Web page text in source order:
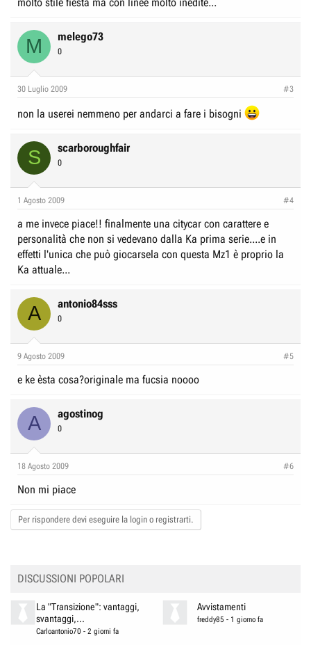
M melego73
0
30 Luglio 2009 #3
non la userei nemmeno per andarci a fare i bisogni
S scarboroughfair
0
1 Agosto 2009 #4
a me invece piace!! finalmente una citycar con carattere e
personalità che non si vedevano dalla Ka prima serie....e in
effetti l'unica che può giocarsela con questa Mz1 è proprio la
Ka attuale...
A antonio84sss
0
9 Agosto 2009 #5
e ke èsta cosa?originale ma fucsia noooo
A agostinog
0
18 Agosto 2009 #6
Non mi piace
Per rispondere devi eseguire la login o registrarti.
DISCUSSIONI POPOLARI
La "Transizione": vantaggi,
svantaggi,...
Carloantonio70 - 2 giorni fa
Avvistamenti
freddy85 - 1 giorno fa